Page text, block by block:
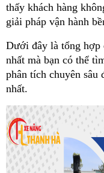
thấy khách hàng
giải pháp vận hành
Dưới đây là tổng hợp
nhất mà bạn có thể
phân tích chuyên sâu
nhất.